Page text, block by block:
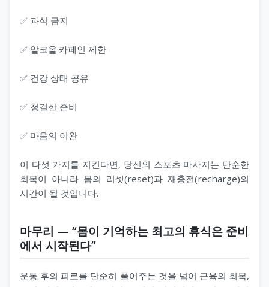
✅ 과식 금지
✅ 알코올·카페인 제한
✅ 건강 상태 공유
✅ 청결한 준비
✅ 마음의 이완
이 다섯 가지를 지킨다면, 당신의 스포츠 마사지는 단순한
회복이 아니라 몸의 리셋(reset)과 재충전(recharge)의
시간이 될 것입니다.
마무리 — “몸이 기억하는 최고의 휴식은 준비
에서 시작된다”
운동 후의 피로를 단순히 풀어주는 것을 넘어 근육의 회복,